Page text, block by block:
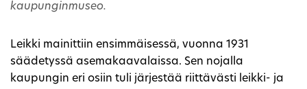
kaupunginmuseo.
Leikki mainittiin ensimmäisessä, vuonna 1931
säädetyssä asemakaavalaissa. Sen nojalla
kaupungin eri osiin tuli järjestää riittävästi leikki- ja